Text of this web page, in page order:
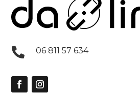
 06 811 57 634